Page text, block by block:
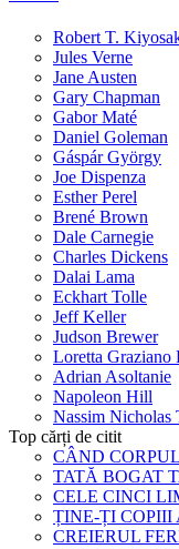
Robert T.
Jules Verne
Jane Austen
Gary Chapman
Gabor Maté
Daniel Goleman
Gáspár György
Joe Dispenza
Esther Perel
Brené Brown
Dale Carnegie
Charles Dickens
Dalai Lama
Eckhart Tolle
Jeff Keller
Judson Brewer
Loretta Graziano
Adrian Asoltanie
Napoleon Hill
Nassim Nicholas
Top cărți de citit
CÂND
TATĂ BOGAT
CELE CINCI
ȚINE-ȚI COPIII
CREIERUL